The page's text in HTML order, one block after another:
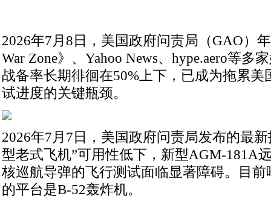
2026年7月8日，美国政府问责局（GAO）
War Zone》、Yahoo News、hype.aero等多
战备率长期徘徊在50%上下，已成为拖累美
试进度的关键瓶颈。
2026年7月7日，美国政府问责局发布的最
型老式飞机”可用性低下，新型AGM-181A
核巡航导弹的飞行测试面临显著障碍。目
的平台是B-52轰炸机。